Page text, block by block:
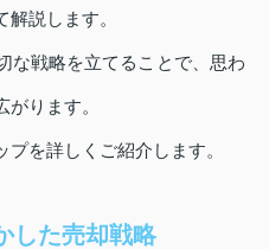
説します。
な戦略を立てることで、思わ
ります。
を詳しくご紹介します。
した売却戦略